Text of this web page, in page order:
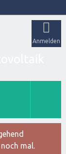
Anmelden
mal.